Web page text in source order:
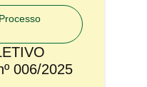
Processo
006/2025